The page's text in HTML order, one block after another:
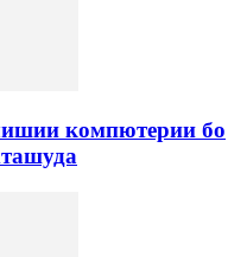
компютерии бо